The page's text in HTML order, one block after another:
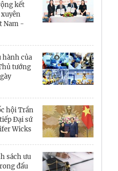
Nai
Lai
Nội
Chí Minh
Tĩnh
Yên
Phòng
kết
Nam -
hành của
tướng
hội Trần
Đại sứ
Wicks
sách ưu
đấu